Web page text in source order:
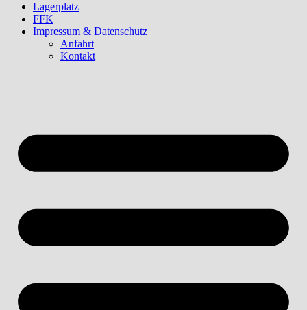
Lagerplatz
FFK
Impressum & Datenschutz
Anfahrt
Kontakt